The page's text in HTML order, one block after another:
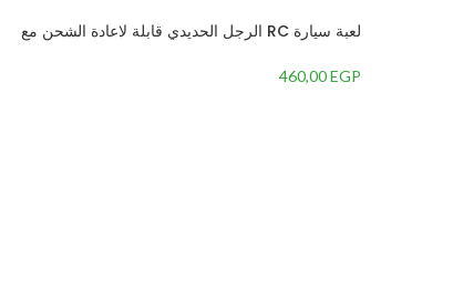
لعبة سيارة RC الرجل الحديدي قابلة لاعادة الشحن مع
460,00EGP